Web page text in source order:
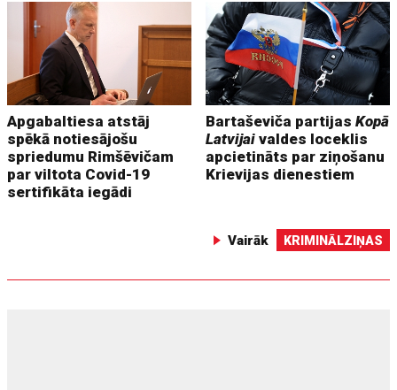
Apgabaltiesa atstāj
spēkā notiesājošu
spriedumu Rimšēvičam
par viltota Covid-19
sertifikāta iegādi
Bartaševiča partijasKopā
Latvijai valdes loceklis
apcietināts par ziņošanu
Krievijas dienestiem
Vairāk KRIMINĀLZIŅAS